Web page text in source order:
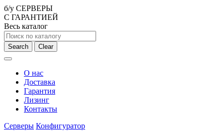
б/у СЕРВЕРЫ
С ГАРАНТИЕЙ
Весь каталог
Search Clear
О нас
Доставка
Гарантия
Лизинг
Контакты
Серверы Конфигуратор